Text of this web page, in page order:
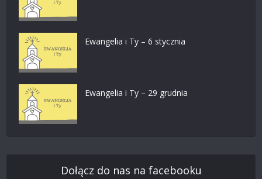
Ewangelia i Ty – 6 stycznia
Ewangelia i Ty – 29 grudnia
Dołącz do nas na facebooku